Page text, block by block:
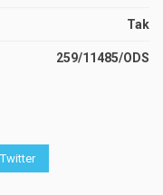
Tak
259/11485/ODS
Twitter